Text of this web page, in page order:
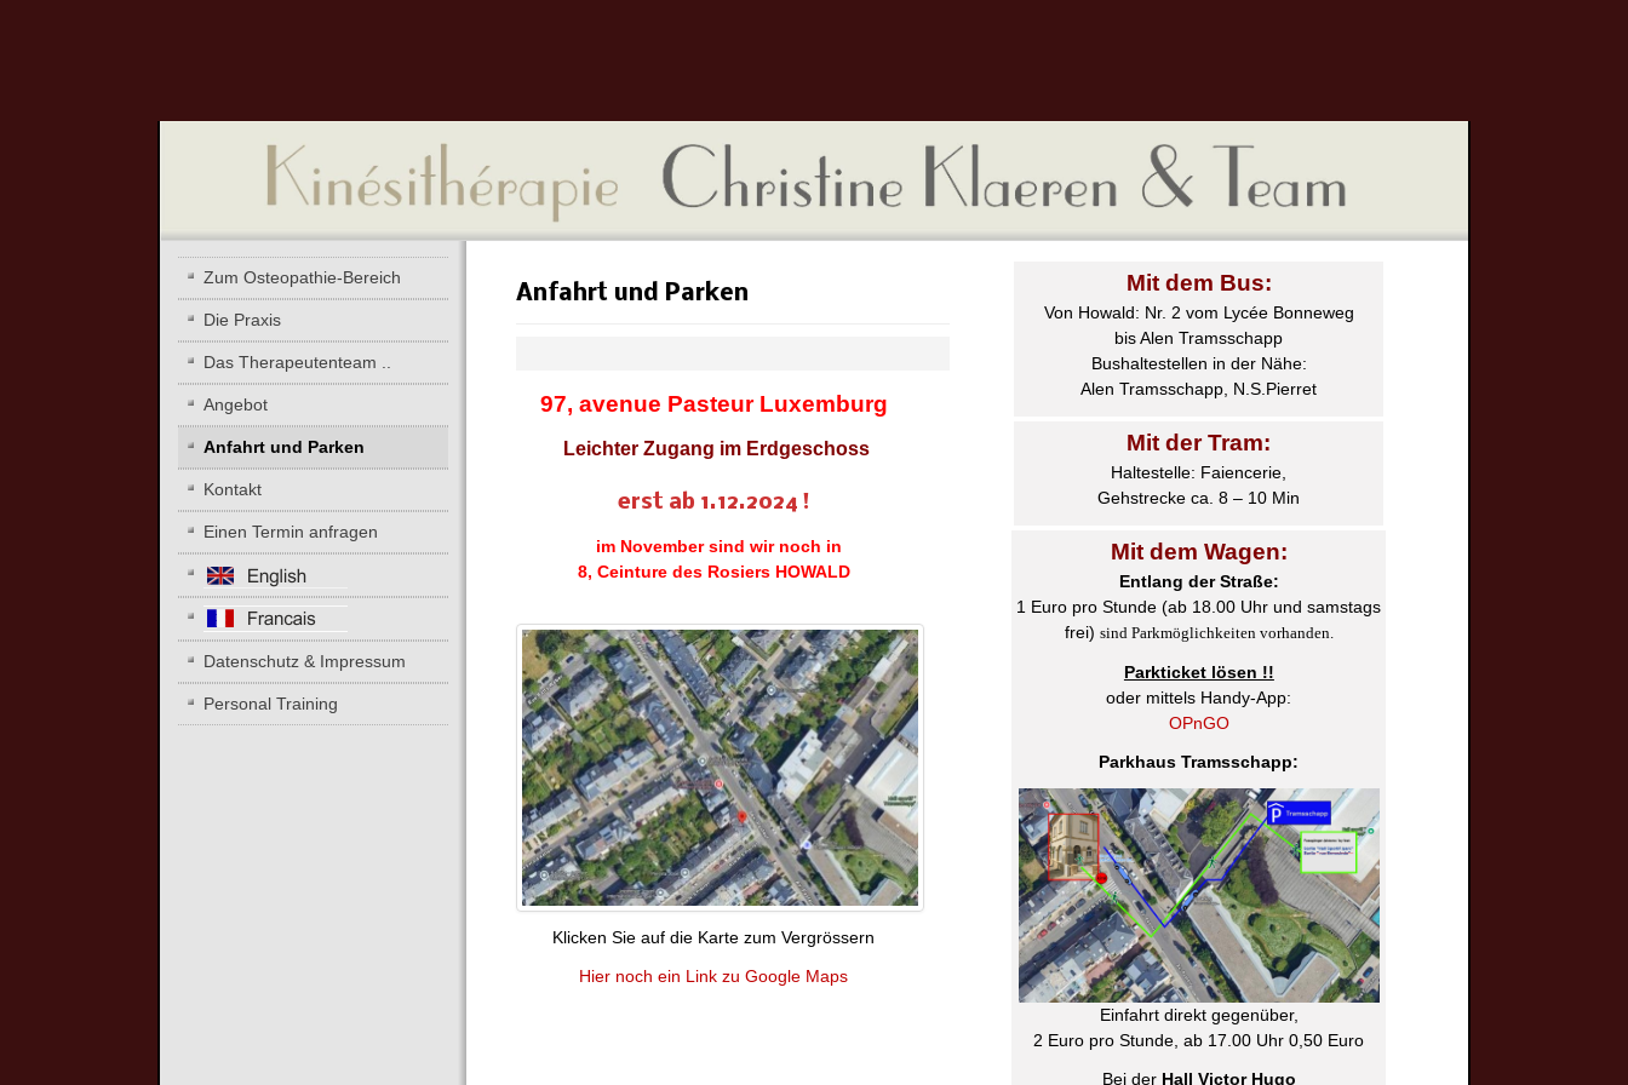
Anfahrt und Parken
97, avenue Pasteur Luxemburg
Leichter Zugang im Erdgeschoss
erst ab 1.12.2024 !
im November sind wir noch in
8, Ceinture des Rosiers HOWALD
Klicken Sie auf die Karte zum Vergrössern
Hier noch ein Link zu Google Maps
Mit dem Bus:
Von Howald: Nr. 2 vom Lycée Bonneweg
bis Alen Tramsschapp
Bushaltestellen in der Nähe:
Alen Tramsschapp, N.S.Pierret
Mit der Tram:
Haltestelle: Faiencerie,
Gehstrecke ca. 8 – 10 Min
Mit dem Wagen:
Entlang der Straße:
1 Euro pro Stunde (ab 18.00 Uhr und samstags
frei) sind Parkmöglichkeiten vorhanden.
Parkticket lösen !!
oder mittels Handy-App:
OPnGO
Parkhaus Tramsschapp:
Einfahrt direkt gegenüber,
2 Euro pro Stunde, ab 17.00 Uhr 0,50 Euro
Bei der Hall Victor Hugo
Zum Osteopathie-Bereich
Die Praxis
Das Therapeutenteam ..
Angebot
Anfahrt und Parken
Kontakt
Einen Termin anfragen
Datenschutz & Impressum
Personal Training